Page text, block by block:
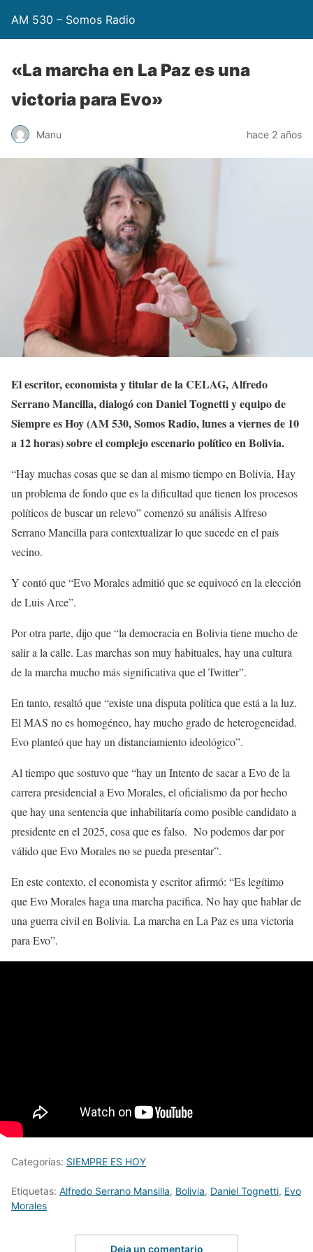
AM 530 – Somos Radio
«La marcha en La Paz es una
victoria para Evo»
Manu hace 2 años
El escritor, economista y titular de la CELAG, Alfredo
Serrano Mancilla, dialogó con Daniel Tognetti y equipo de
Siempre es Hoy (AM 530, Somos Radio, lunes a viernes de 10
a 12 horas) sobre el complejo escenario político en Bolivia.
“Hay muchas cosas que se dan al mismo tiempo en Bolivia, Hay
un problema de fondo que es la dificultad que tienen los procesos
políticos de buscar un relevo” comenzó su análisis Alfreso
Serrano Mancilla para contextualizar lo que sucede en el país
vecino.
Y contó que “Evo Morales admitió que se equivocó en la elección
de Luis Arce”.
Por otra parte, dijo que “la democracia en Bolivia tiene mucho de
salir a la calle. Las marchas son muy habituales, hay una cultura
de la marcha mucho más significativa que el Twitter”.
En tanto, resaltó que “existe una disputa política que está a la luz.
El MAS no es homogéneo, hay mucho grado de heterogeneidad.
Evo planteó que hay un distanciamiento ideológico”.
Al tiempo que sostuvo que “hay un Intento de sacar a Evo de la
carrera presidencial a Evo Morales, el oficialismo da por hecho
que hay una sentencia que inhabilitaría como posible candidato a
presidente en el 2025, cosa que es falso. No podemos dar por
válido que Evo Morales no se pueda presentar”.
En este contexto, el economista y escritor afirmó: “Es legítimo
que Evo Morales haga una marcha pacífica. No hay que hablar de
una guerra civil en Bolivia. La marcha en La Paz es una victoria
para Evo”.
Categorías: SIEMPRE ES HOY
Etiquetas: Alfredo Serrano Mansilla, Bolivia, Daniel Tognetti, Evo
Morales
Deja un comentario